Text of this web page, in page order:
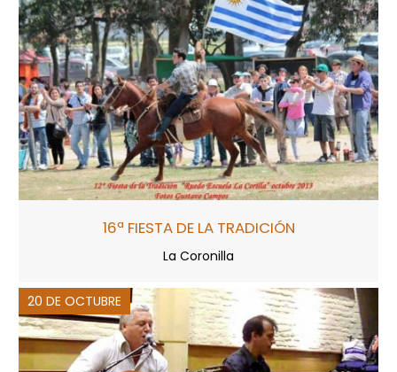
16ª FIESTA DE LA TRADICIÓN
La Coronilla
20 DE OCTUBRE